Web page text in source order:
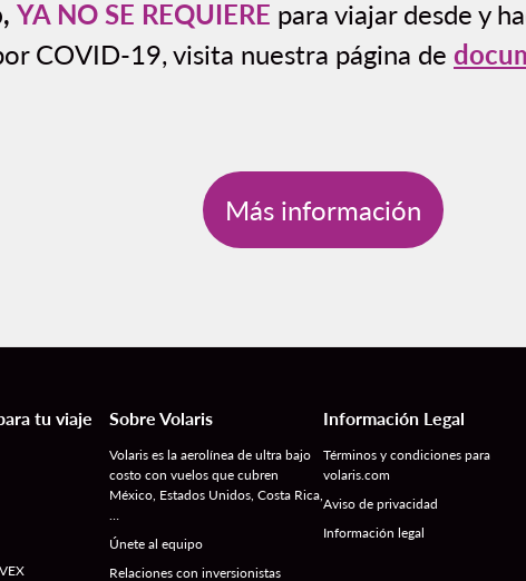
YA NO SE REQUIERE para viajar desde y
COVID-19, visita nuestra página de
Más información
tu viaje Sobre Volaris
Volaris es la aerolínea de ultra bajo
costo con vuelos que cubren
México, Estados Unidos, Costa Rica,
…
Únete al equipo
Relaciones con inversionistas
Información Legal
Términos y condiciones para
volaris.com
Aviso de privacidad
Información legal